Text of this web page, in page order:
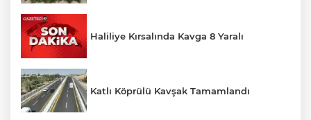
Haliliye Kırsalında Kavga 8 Yaralı
Katlı Köprülü Kavşak Tamamlandı